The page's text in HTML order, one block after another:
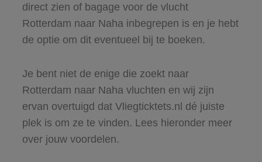
direct zien of bagage voor de vlucht
Rotterdam naar Naha inbegrepen is en je hebt
de optie om dit eventueel bij te boeken.
Je bent niet de enige die zoekt naar
Rotterdam naar Naha vluchten en wij zijn
ervan overtuigd dat Vliegticktets.nl dé juiste
plek is om ze te vinden. Lees hieronder meer
over jouw voordelen.